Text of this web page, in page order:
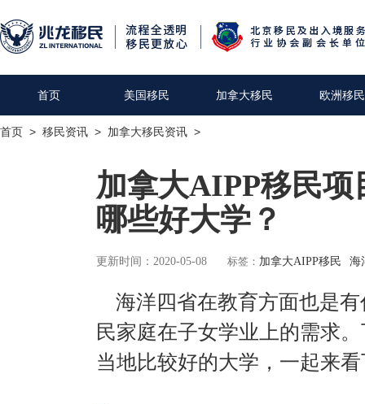
首页 美国移民 加拿大移民 欧洲移民
首页 > 移民资讯 > 加拿大移民资讯 >
加拿大AIPP移民
哪些好大学？
更新时间：2020-05-08 标签： 加拿大AIPP移民 海
海洋四省在教育方面也是
民家庭在子女学业上的需求
当地比较好的大学，一起来